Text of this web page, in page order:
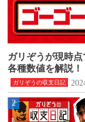
ガリぞうの収支日記
ガリぞうが現時
各種数値を解説！
1月20日(月)】
2